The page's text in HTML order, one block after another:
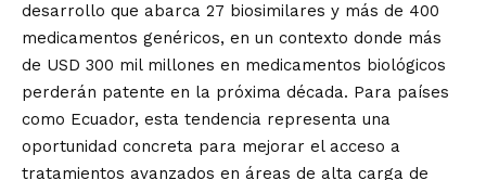
desarrollo que abarca 27 biosimilares y más de 400
medicamentos genéricos, en un contexto donde más
de USD 300 mil millones en medicamentos biológicos
perderán patente en la próxima década. Para países
como Ecuador, esta tendencia representa una
oportunidad concreta para mejorar el acceso a
tratamientos avanzados en áreas de alta carga de